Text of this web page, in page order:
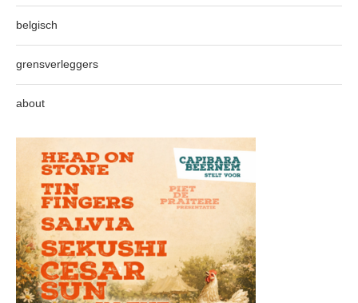
belgisch
grensverleggers
about